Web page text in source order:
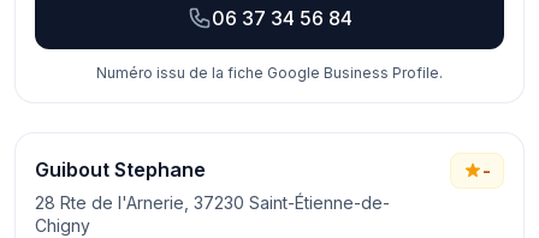
06 37 34 56 84
Numéro issu de la fiche Google Business Profile.
Guibout Stephane
28 Rte de l'Arnerie, 37230 Saint-Étienne-de-
Chigny
-